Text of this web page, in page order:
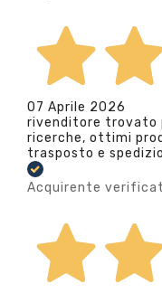
07 Aprile 2026
rivenditore trovato
ricerche, ottimi
trasposto e
Acquirente